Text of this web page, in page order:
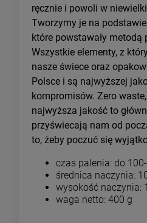
ręcznie i powoli w
Tworzymy je na podstawie
które powstawały metodą
Wszystkie elementy, z
nasze świece oraz
Polsce i są najwyższej
kompromisów. Zero
najwyższa jakość to
przyświecają nam od
to, żeby poczuć się
czas palenia: do
średnica naczynia:
wysokość naczynia:
waga netto: 400 g